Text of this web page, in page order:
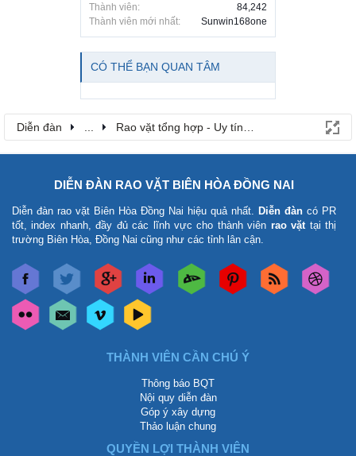
Thành viên:
84,242
Thành viên mới nhất:
Sunwin168one
CÓ THỂ BẠN QUAN TÂM
Diễn đàn Rao vặt tổng hợp - Uy tín - Miễn phí
DIỄN ĐÀN RAO VẶT BIÊN HÒA ĐỒNG NAI
Diễn đàn rao vặt Biên Hòa Đồng Nai hiệu quả nhất. Diễn đàn có PR
tốt, index nhanh, đầy đủ các lĩnh vực cho thành viên rao vặt tại thị
trường Biên Hòa, Đồng Nai cũng như các tỉnh lân cận.
THÀNH VIÊN CẦN CHÚ Ý
Thông báo BQT
Nội quy diễn đàn
Góp ý xây dựng
Thảo luận chung
QUYỀN LỢI THÀNH VIÊN